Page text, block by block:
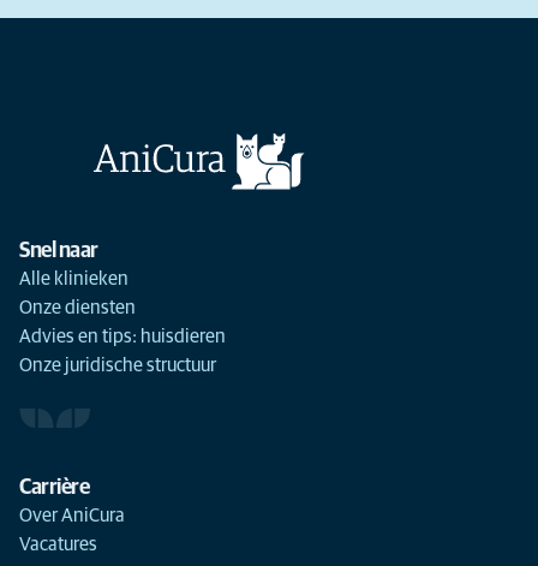
Snel naar
Alle klinieken
Onze diensten
Advies en tips: huisdieren
Onze juridische structuur
Carrière
Over AniCura
Vacatures